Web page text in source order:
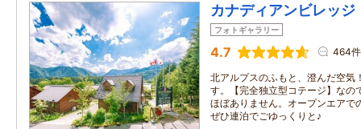
カナディアンビレッ
フォトギャラリー
4.7 464件
北アルプスのふもと、澄んだ空気
す。【完全独立型コテージ】なの
ほぼありません。オープンエアで
ぜひ連泊でごゆっくりと♪